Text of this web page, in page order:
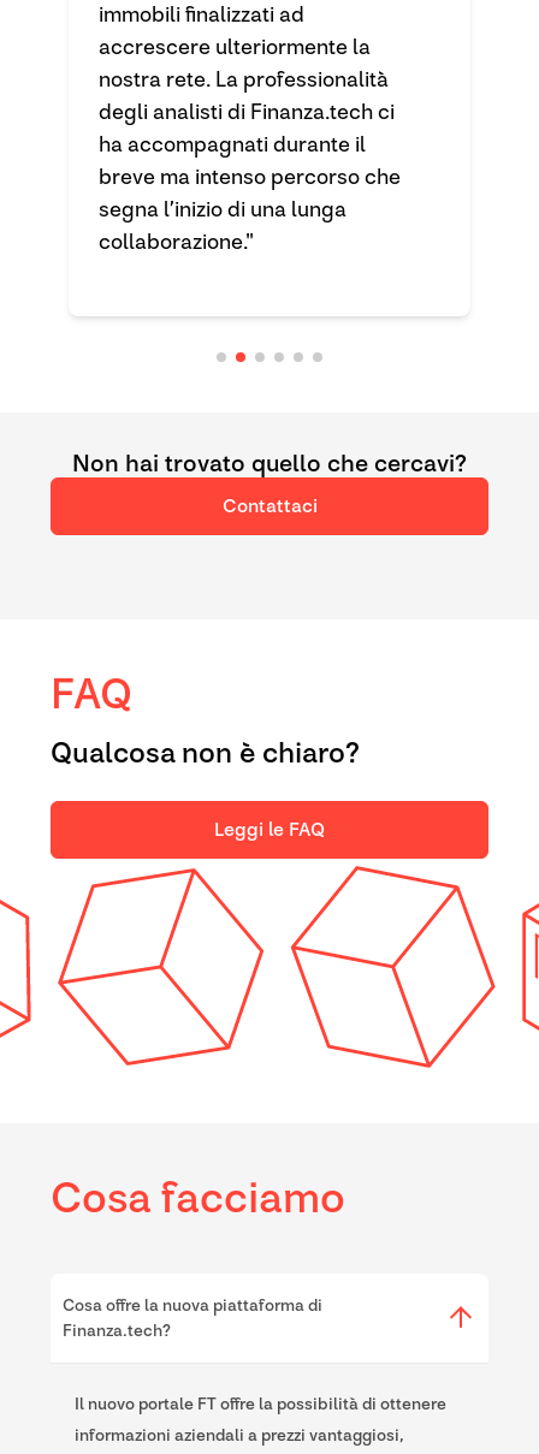
immobili finalizzati ad
accrescere ulteriormente la
nostra rete. La professionalità
degli analisti di Finanza.tech ci
ha accompagnati durante il
breve ma intenso percorso che
segna l’inizio di una lunga
collaborazione."
Non hai trovato quello che cercavi?
Contattaci
FAQ
Qualcosa non è chiaro?
Leggi le FAQ
Cosa facciamo
Cosa offre la nuova piattaforma di
Finanza.tech?
Il nuovo portale FT offre la possibilità di ottenere
informazioni aziendali a prezzi vantaggiosi,